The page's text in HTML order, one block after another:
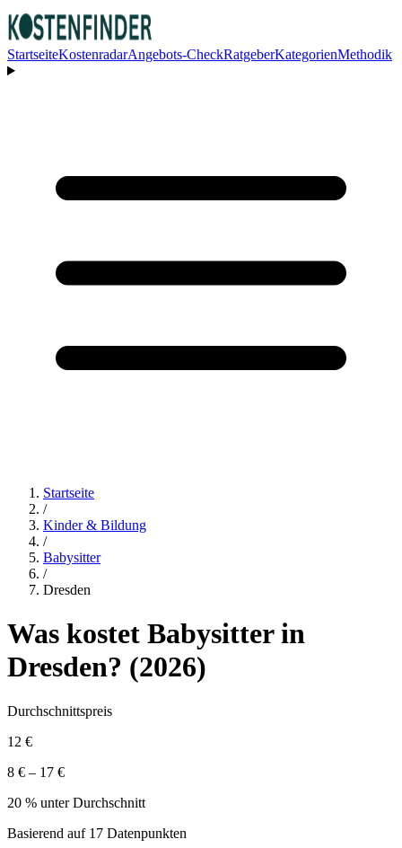
StartseiteKostenradarAngebots-CheckRatgeberKategorienMethodik
Startseite
/
Kinder & Bildung
/
Babysitter
/
Dresden
Was kostet Babysitterin
Dresden? (2026)
Durchschnittspreis
12 €
8 € – 17 €
20 % unter Durchschnitt
Basierend auf 17 Datenpunkten